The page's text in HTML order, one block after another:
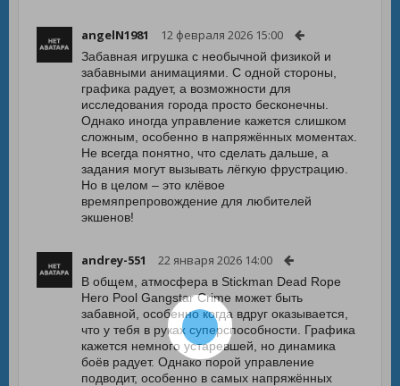
angelN1981 12 февраля 2026 15:00
Забавная игрушка с необычной физикой и
забавными анимациями. С одной стороны,
графика радует, а возможности для
исследования города просто бесконечны.
Однако иногда управление кажется слишком
сложным, особенно в напряжённых моментах.
Не всегда понятно, что сделать дальше, а
задания могут вызывать лёгкую фрустрацию.
Но в целом – это клёвое
времяпрепровождение для любителей
экшенов!
andrey-551 22 января 2026 14:00
В общем, атмосфера в Stickman Dead Rope
Hero Pool Gangstar Crime может быть
забавной, особенно когда вдруг оказывается,
что у тебя в руках суперспособности. Графика
кажется немного устаревшей, но динамика
боёв радует. Однако порой управление
подводит, особенно в самых напряжённых